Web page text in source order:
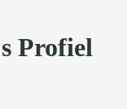
Profiel